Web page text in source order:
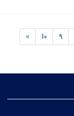
9
10
»